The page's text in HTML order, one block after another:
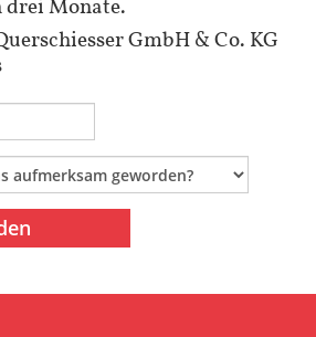
drei Monate.
GmbH & Co. KG